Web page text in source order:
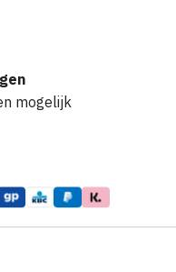
mogelijk